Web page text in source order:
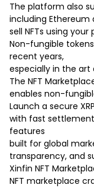
The platform also
including Ethereum
sell NFTs using
Non-fungible
recent years,
especially in the
The NFT
enables non-
Launch a secure
with fast
features
built for global
transparency, and
Xinfin NFT
NFT marketplace